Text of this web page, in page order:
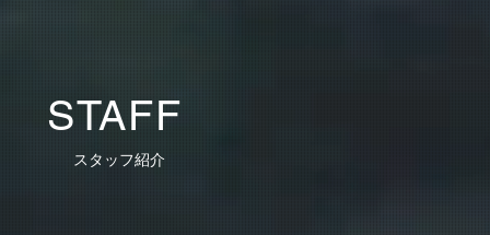
STAFF
スタッフ紹介